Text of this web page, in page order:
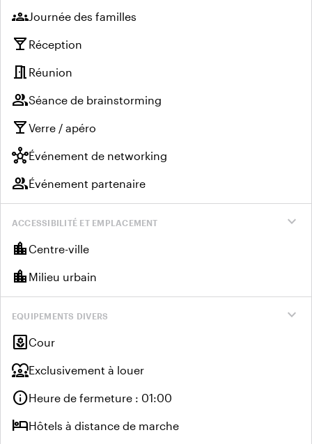
groupsJournée des familles
local_bar Réception
meeting_room Réunion
groupSéance de brainstorming
local_barVerre / apéro
hubÉvénement de networking
groupÉvénement partenaire
expand_more
ACCESSIBILITÉ ET EMPLACEMENT
location_cityCentre-ville
location_city Milieu urbain
expand_more
EQUIPEMENTS DIVERS
yardCour
diversity_1Exclusivement à louer
infoHeure de fermeture : 01:00
hotelHôtels à distance de marche